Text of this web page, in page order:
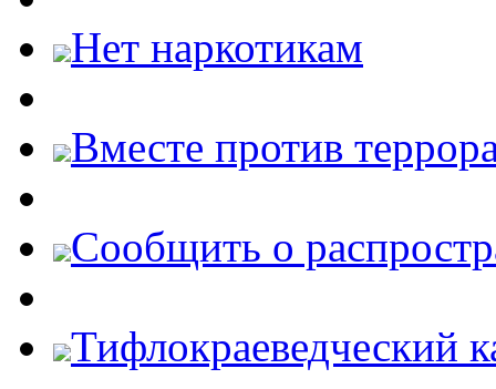
Нет наркотикам
Вместе против
Cообщить о
Тифлокраеведческий